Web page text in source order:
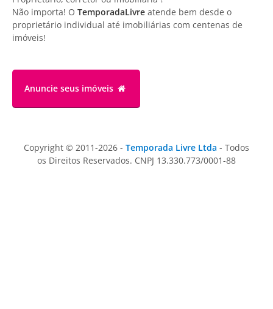
Não importa! O TemporadaLivre atende bem desde o
proprietário individual até imobiliárias com centenas de
imóveis!
Anuncie seus imóveis
Copyright © 2011-2026 - Temporada Livre Ltda - Todos
os Direitos Reservados. CNPJ 13.330.773/0001-88